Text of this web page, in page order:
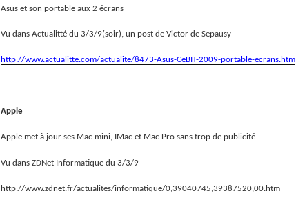
Asus et son portable aux 2 écrans
Vu dans Actualitté du 3/3/9(soir), un post de Victor de Sepausy
http://www.actualitte.com/actualite/8473-Asus-CeBIT-2009-portable-ecrans.htm
Apple
Apple met à jour ses Mac mini, IMac et Mac Pro sans trop de publicité
Vu dans ZDNet Informatique du 3/3/9
http://www.zdnet.fr/actualites/informatique/0,39040745,39387520,00.htm